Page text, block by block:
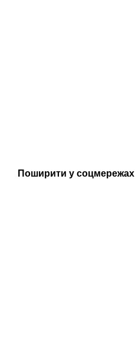
Поширити у соцмережах